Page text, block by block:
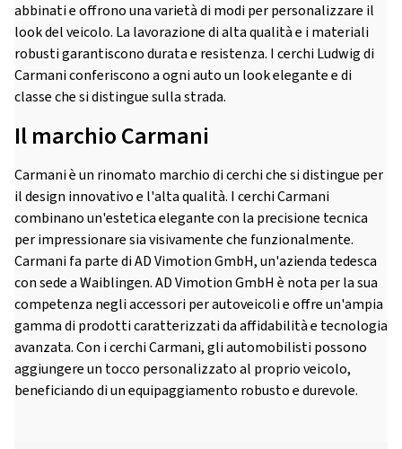
abbinati e offrono una varietà di modi per personalizzare il
look del veicolo. La lavorazione di alta qualità e i materiali
robusti garantiscono durata e resistenza. I cerchi Ludwig di
Carmani conferiscono a ogni auto un look elegante e di
classe che si distingue sulla strada.
Il marchio Carmani
Carmani è un rinomato marchio di cerchi che si distingue per
il design innovativo e l'alta qualità. I cerchi Carmani
combinano un'estetica elegante con la precisione tecnica
per impressionare sia visivamente che funzionalmente.
Carmani fa parte di AD Vimotion GmbH, un'azienda tedesca
con sede a Waiblingen. AD Vimotion GmbH è nota per la sua
competenza negli accessori per autoveicoli e offre un'ampia
gamma di prodotti caratterizzati da affidabilità e tecnologia
avanzata. Con i cerchi Carmani, gli automobilisti possono
aggiungere un tocco personalizzato al proprio veicolo,
beneficiando di un equipaggiamento robusto e durevole.